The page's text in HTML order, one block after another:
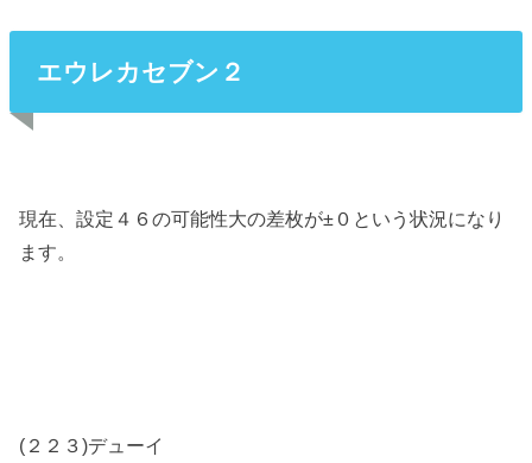
エウレカセブン２
現在、設定４６の可能性大の差枚が±０という状況になり
ます。
(２２３)デューイ